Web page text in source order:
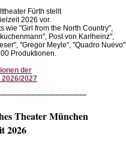
Fürth stellt
2026 vor.
wie "Girl from the North Country",
Post von Karlheinz",
"Gregor Meyle", "Quadro Nuevo"
Produktionen.
der
2027
Theater München
2026